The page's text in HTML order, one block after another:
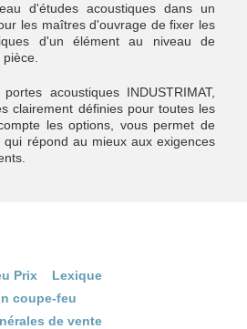
d'études acoustiques dans un
les maîtres d'ouvrage de fixer les
d'un élément au niveau de
acoustiques INDUSTRIMAT,
clairement définies pour toutes les
les options, vous permet de
répond au mieux aux exigences
Prix
Lexique
coupe-feu
de vente